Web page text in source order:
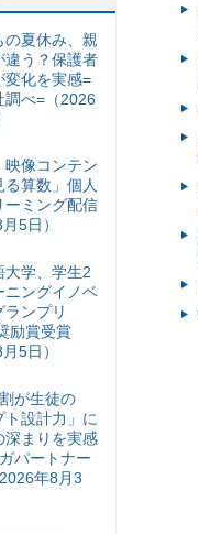
の夏休み、親
違う？保護者
変化を実感=
調べ=（2026
映像コンテン
る算数」個人
ーミング配信
5日）
大学、学生2
ニングイノベ
ランプリ
励賞受賞
5日）
が生徒の
ト設計力」に
深まりを実感
パートナー
年8月3